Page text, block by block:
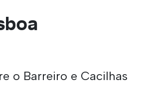
o Barreiro e Cacilhas